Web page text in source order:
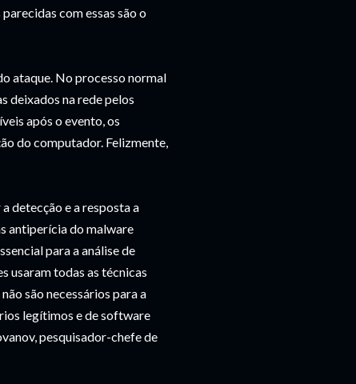
com essas são o
ataque. No processo normal
deixados na rede pelos
após o evento, os
do computador. Felizmente,
detecção e a resposta a
antiperícia do malware
para a análise de
usaram todas as técnicas
são necessários para a
legítimos e de software
pesquisador-chefe de